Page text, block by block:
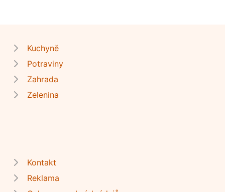
Kuchyně
Potraviny
Zahrada
Zelenina
Kontakt
Reklama